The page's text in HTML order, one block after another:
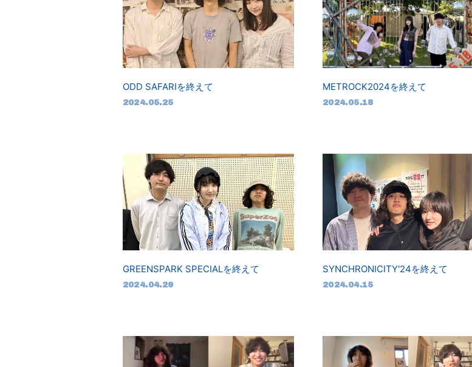
ODD SAFARIを終えて
2024.05.25
METROCK2024を終えて
2024.05.18
GREENSPARK SPECIALを終えて
2024.04.29
SYNCHRONICITY'24を終えて
2024.04.15